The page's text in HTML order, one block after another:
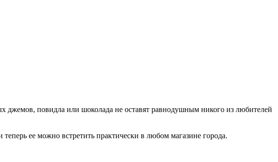
джемов, повидла или шоколада не оставят равнодушным никого из любителей
ее можно встретить практически в любом магазине города.